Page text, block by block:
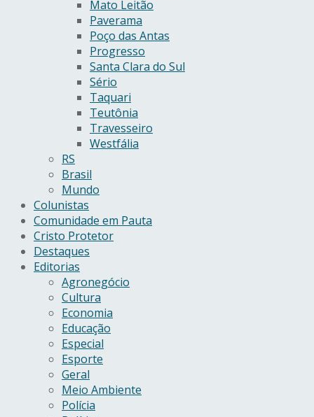
Mato Leitão
Paverama
Poço das Antas
Progresso
Santa Clara do Sul
Sério
Taquari
Teutônia
Travesseiro
Westfália
RS
Brasil
Mundo
Colunistas
Comunidade em Pauta
Cristo Protetor
Destaques
Editorias
Agronegócio
Cultura
Economia
Educação
Especial
Esporte
Geral
Meio Ambiente
Polícia